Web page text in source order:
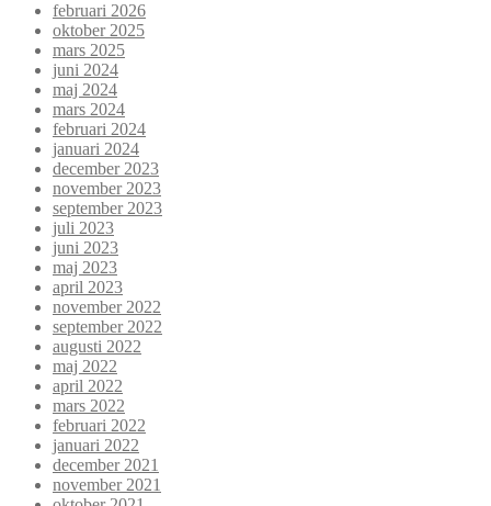
februari 2026
oktober 2025
mars 2025
juni 2024
maj 2024
mars 2024
februari 2024
januari 2024
december 2023
november 2023
september 2023
juli 2023
juni 2023
maj 2023
april 2023
november 2022
september 2022
augusti 2022
maj 2022
april 2022
mars 2022
februari 2022
januari 2022
december 2021
november 2021